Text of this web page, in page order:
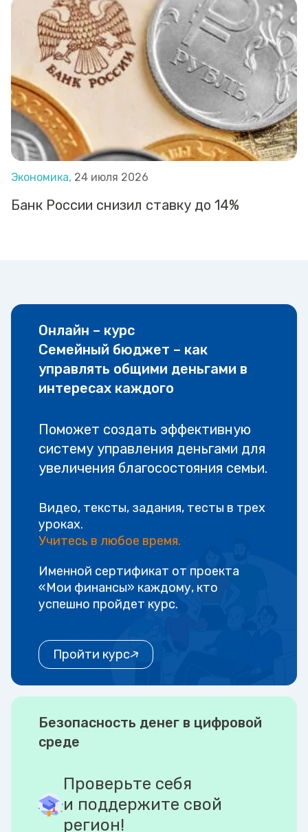
Экономика, 24 июля 2026
Банк России снизил ставку до 14%
Онлайн – курс
Семейный бюджет – как
управлять общими деньгами в
интересах каждого
Поможет создать эффективную
систему управления деньгами для
увеличения благосостояния семьи.
Видео, тексты, задания, тесты в трех
уроках.
Учитесь в любое время.
Именной сертификат от проекта
«Мои финансы» каждому, кто
успешно пройдет курс.
Пройти курс
Безопасность денег в цифровой
среде
Проверьте себя
и поддержите свой
регион!